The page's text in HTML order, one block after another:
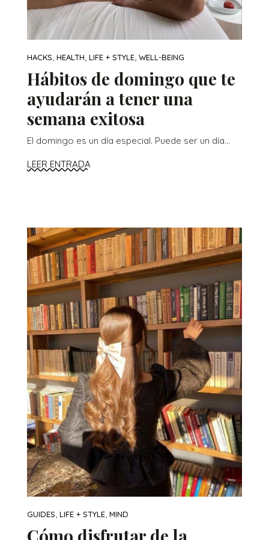
HACKS, HEALTH, LIFE + STYLE, WELL-BEING
Hábitos de domingo que te
ayudarán a tener una
semana exitosa
El domingo es un día especial. Puede ser un día...
LEER ENTRADA
GUIDES, LIFE + STYLE, MIND
Cómo disfrutar de la